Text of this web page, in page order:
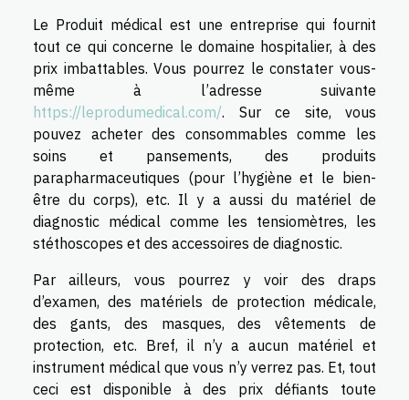
Le Produit médical est une entreprise qui fournit
tout ce qui concerne le domaine hospitalier, à des
prix imbattables. Vous pourrez le constater vous-
même à l’adresse suivante
https://leprodumedical.com/. Sur ce site, vous
pouvez acheter des consommables comme les
soins et pansements, des produits
parapharmaceutiques (pour l’hygiène et le bien-
être du corps), etc. Il y a aussi du matériel de
diagnostic médical comme les tensiomètres, les
stéthoscopes et des accessoires de diagnostic.
Par ailleurs, vous pourrez y voir des draps
d’examen, des matériels de protection médicale,
des gants, des masques, des vêtements de
protection, etc. Bref, il n’y a aucun matériel et
instrument médical que vous n’y verrez pas. Et, tout
ceci est disponible à des prix défiants toute